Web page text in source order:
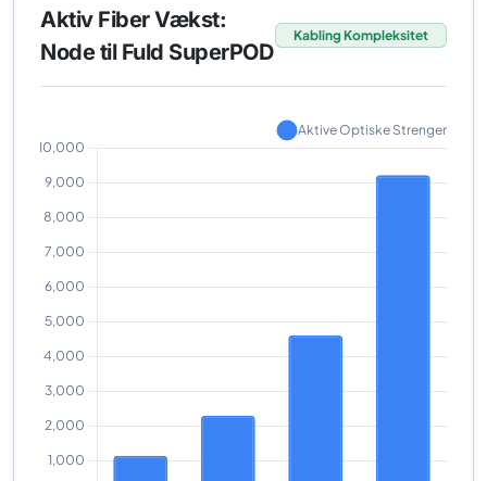
Aktiv Fiber Vækst:
Node til Fuld SuperPOD
Kabling Kompleksitet